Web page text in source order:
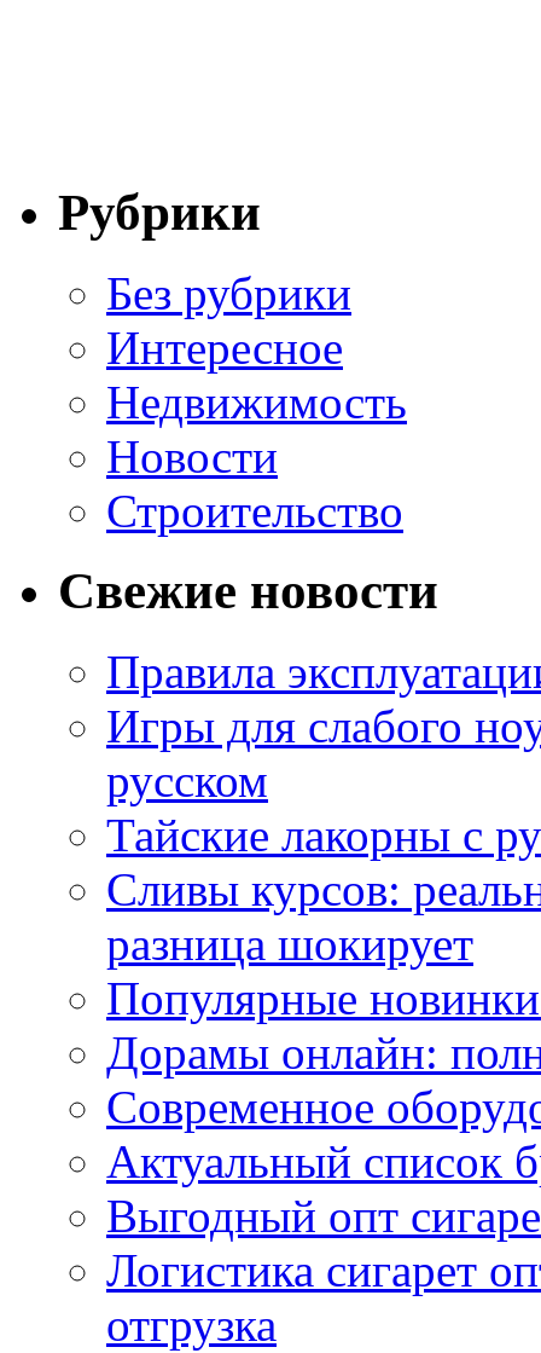
Рубрики
Без рубрики
Интересное
Недвижимость
Новости
Строительство
Свежие новости
Правила
Игры для слабого
русском
Тайские лакорны с
Сливы курсов:
разница шокирует
Популярные
Дорамы онлайн:
Современное
Актуальный список
Выгодный опт
Логистика сигарет
отгрузка